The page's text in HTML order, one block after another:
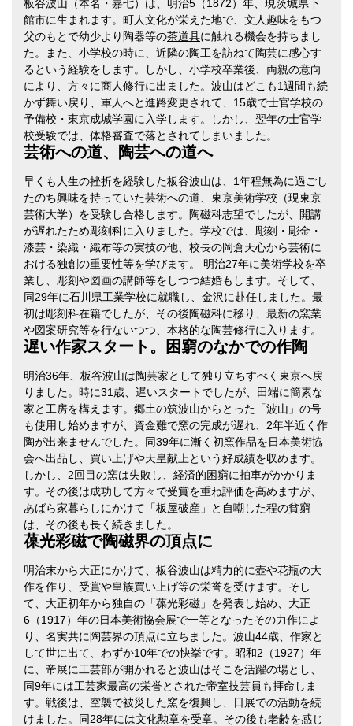
板谷波山（本名・嘉七）は、明治5（1872）年、現茨城県下
館市に生まれます。町人文化が栄えた地で、文人趣味をもつ
父のもとで幼少より陶器等の茶道具に触れる機会を持ちまし
た。また、小学校の時に、近隣の陶工を訪ねて陶芸に感心す
るという経験をします。しかし、小学校卒業後、両親の意向
により、方々に商人修行に出ました。波山はどこも1週間も続
かず舞い戻り、軍人へと進路変更されて、15歳で士官学校の
予備校・東京成城学園に入学します。しかし、翌年の士官学
校受験では、体格審査で落とされてしまいました。
芸術への道、陶芸への道へ
早くも人生の挫折を経験した板谷波山は、1年程無為に過ごし
たのち興味を持っていた芸術への道、東京美術学校（現東京
芸術大学）を受験し合格します。陶磁科志望でしたが、開講
が遅れたため彫刻科に入りました。学校では、彫刻・彫金・
漆芸・染織・織布等の実技の他、校長の岡倉天心から芸術に
おける独創の重要性等を学びます。 明治27年に美術学校を卒
業し、彫刻や図画の講師等をしつつ結婚もします。そして、
同29年に石川県工業学校に就職し、金沢に赴任しました。最
初は彫刻科在籍でしたが、その後陶磁科に移り、最新の窯業
や図案研究等を行ないつつ、本格的な陶芸修行に入ります。
遅い作家スタート。困窮のなかでの作陶
明治36年、板谷波山は陶芸家として独り立ちすべく東京へ戻
りました。時に31歳、遅いスタートでしたが、田端に簡素な
家と工房を構えます。郷土の筑波山からとった「波山」の号
も使用し始めますが、資金難で窯の完成が遅れ、2年半近く作
陶が出来ませんでした。同39年に漸く初窯作品を日本美術協
会へ出品し、買い上げや天皇献上という好成績を収めます。
しかし、2回目の窯は失敗し、経済的困窮に拍車がかかりま
す。その後は成功して方々で受賞を重ね評価を高めますが、
あばら家暮らしにかけて「板屋破産」と自嘲した程の貧窮
は、その後も長く続きました。
葆光彩磁で陶磁界の頂点に
明治末から大正にかけて、板谷波山は精力的に壺や花瓶の大
作を作り、受賞や皇族買い上げ等の栄誉を受けます。そし
て、大正初年から独自の「葆光彩磁」を発表し始め、大正
6（1917）年の日本美術協会展で一等となったその力作によ
り、名実共に陶芸界の頂点に立ちました。波山44歳、作家と
して世に出て、わずか10年での快挙です。昭和2（1927）年
に、帝展に工芸部が開かれると波山はそこを活躍の場とし、
同9年には工芸家最高の栄誉とされた帝室技芸員も拝命しま
す。戦後は、空襲で被災した窯を復興し、日展での活動を続
けました。同28年には文化勲章を受章。その後も老齢を感じ